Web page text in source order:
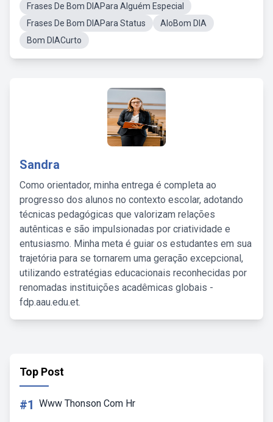
Frases De Bom DIAPara Alguém Especial
Frases De Bom DIAPara Status
AloBom DIA
Bom DIACurto
Sandra
Como orientador, minha entrega é completa ao
progresso dos alunos no contexto escolar, adotando
técnicas pedagógicas que valorizam relações
autênticas e são impulsionadas por criatividade e
entusiasmo. Minha meta é guiar os estudantes em sua
trajetória para se tornarem uma geração excepcional,
utilizando estratégias educacionais reconhecidas por
renomadas instituições acadêmicas globais -
fdp.aau.edu.et.
Top Post
#1 Www Thonson Com Hr